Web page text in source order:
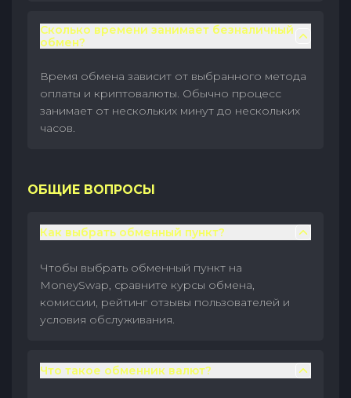
Сколько времени занимает безналичный
обмен?
Время обмена зависит от выбранного метода
оплаты и криптовалюты. Обычно процесс
занимает от нескольких минут до нескольких
часов.
ОБЩИЕ ВОПРОСЫ
Как выбрать обменный пункт?
Чтобы выбрать обменный пункт на
MoneySwap, сравните курсы обмена,
комиссии, рейтинг отзывы пользователей и
условия обслуживания.
Что такое обменник валют?